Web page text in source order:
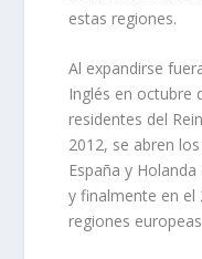
estas regiones.
Al expandirse
Inglés en octubre
residentes del
2012, se abren
España y Holanda
y finalmente en el
regiones